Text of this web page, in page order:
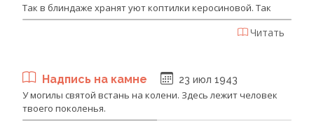
Так в блиндаже хранят уют коптилки керосиновой. Так
Читать
Надпись на камне 23 июл 1943
У могилы святой встань на колени. Здесь лежит человек
твоего поколенья.